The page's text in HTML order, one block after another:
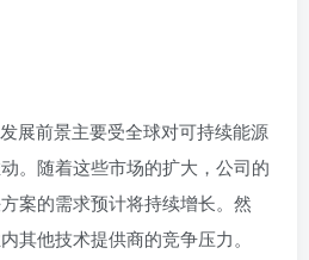
展前景主要受全球对可持续能源
。随着这些市场的扩大，公司的
案的需求预计将持续增长。然
其他技术提供商的竞争压力。